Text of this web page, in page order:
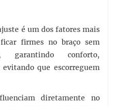
é um dos fatores mais
firmes no braço sem
garantindo conforto,
que escorreguem
diretamente no